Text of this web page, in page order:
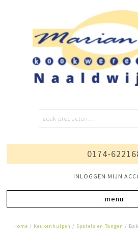
0174-
INLOGGEN MIJN
Home / Keukenhulpen / Spatels en Tangen /